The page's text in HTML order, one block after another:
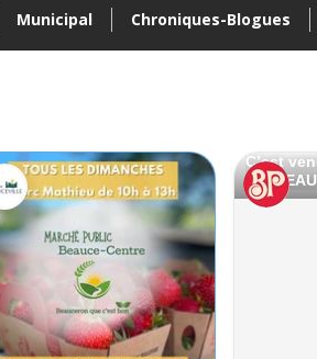
Municipal Chroniques-Blogues